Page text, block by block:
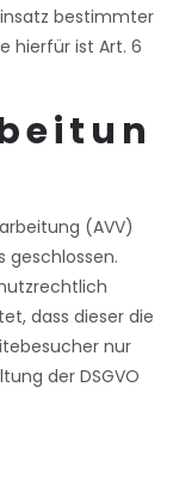
bestimmter
hierfür ist Art. 6
(AVV)
geschlossen.
dass dieser die
nur
der DSGVO